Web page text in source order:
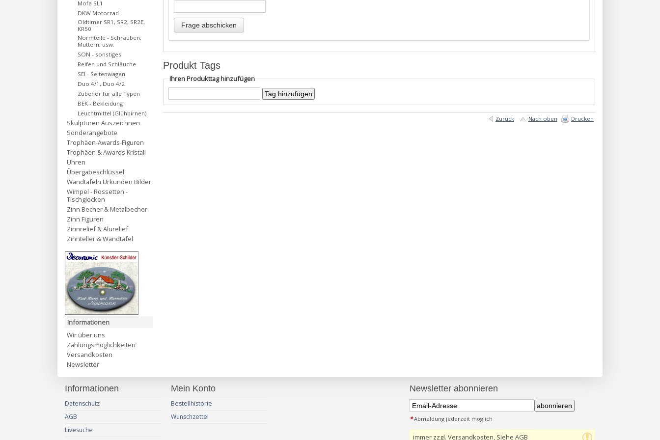
Produkt Tags
Ihren Produkttag hinzufügen
Zurück Nach oben Drucken
Mofa SL1
DKW Motorrad
Oldtimer SR1, SR2, SR2E,
KR50
Normteile - Schrauben,
Muttern, usw.
SON - sonstiges
Reifen und Schläuche
SEI - Seitenwagen
Duo 4/1, Duo 4/2
Zubehör für alle Typen
BEK - Bekleidung
Leuchtmittel (Glühbirnen)
Skulpturen Auszeichnen
Sonderangebote
Trophäen-Awards-Figuren
Trophäen & Awards Kristall
Uhren
Übergabeschlüssel
Wandtafeln Urkunden Bilder
Wimpel - Rossetten -
Tischglocken
Zinn Becher & Metalbecher
Zinn Figuren
Zinnrelief & Alurelief
Zinnteller & Wandtafel
Informationen
Wir über uns
Zahlungsmöglichkeiten
Versandkosten
Newsletter
Informationen
Datenschutz
AGB
Livesuche
Mein Konto
Bestellhistorie
Wunschzettel
Newsletter abonnieren
abonnieren
*Abmeldung jederzeit möglich
immer zzgl. Versandkosten, Siehe AGB